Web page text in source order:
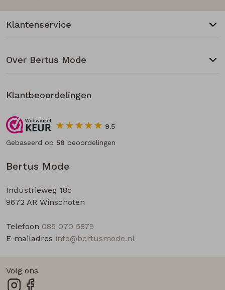
Bertus Mode
Industrieweg 18c
9672 AR Winschoten
Telefoon 085 070 5879
E-mailadres info@bertusmode.nl
Klantenservice
Over Bertus Mode
Klantbeoordelingen
9.5
Gebaseerd op 58 beoordelingen
Volg ons